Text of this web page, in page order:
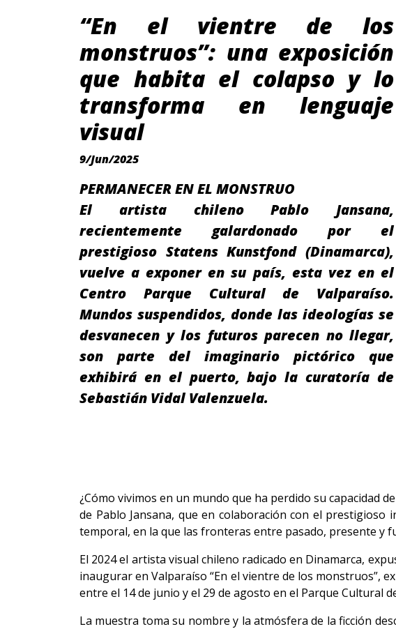
“En el vientre de los
monstruos”: una exposición
que habita el colapso y lo
transforma en lenguaje
visual
9/Jun/2025
PERMANECER EN EL MONSTRUO
El artista chileno Pablo Jansana,
recientemente galardonado por el
prestigioso Statens Kunstfond (Dinamarca),
vuelve a exponer en su país, esta vez en el
Centro Parque Cultural de Valparaíso.
Mundos suspendidos, donde las ideologías se
desvanecen y los futuros parecen no llegar,
son parte del imaginario pictórico que
exhibirá en el puerto, bajo la curatoría de
Sebastián Vidal Valenzuela.
¿Cómo vivimos en un mundo que ha perdido su capacidad
de Pablo Jansana, que en colaboración con el prestigioso
temporal, en la que las fronteras entre pasado, presente y
El 2024 el artista visual chileno radicado en Dinamarca,
inaugurar en Valparaíso “En el vientre de los monstruos”,
entre el 14 de junio y el 29 de agosto en el Parque Cultural
La muestra toma su nombre y la atmósfera de la ficción